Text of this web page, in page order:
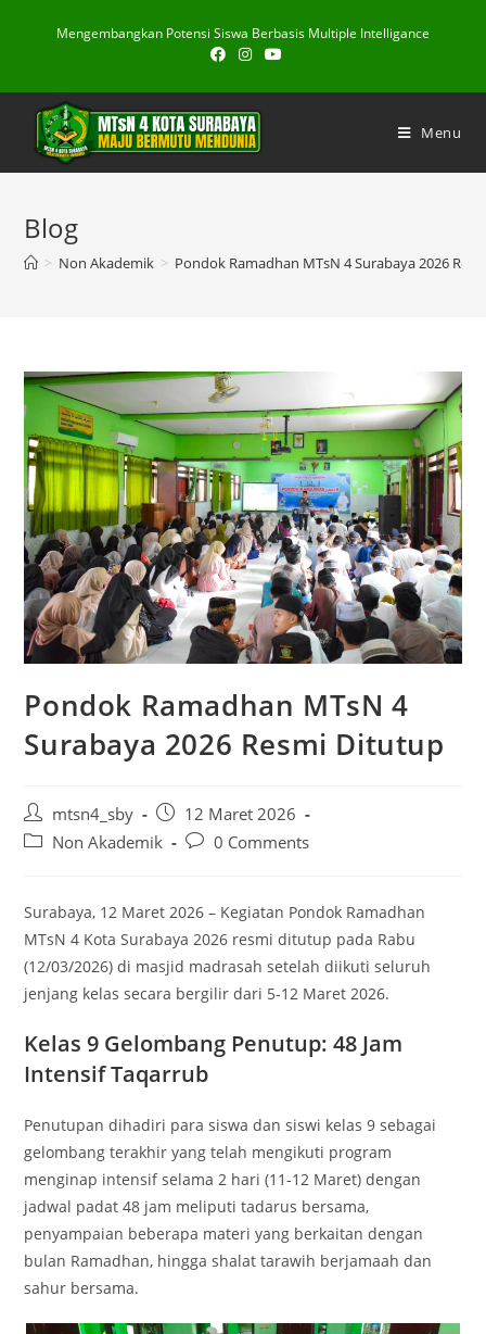
Mengembangkan Potensi Siswa Berbasis Multiple Intelligance
Menu
Blog
> Non Akademik > Pondok Ramadhan MTsN 4 Surabaya 2026
Pondok Ramadhan MTsN 4
Surabaya 2026 Resmi Ditutup
Post
author:
mtsn4_sby
Post
published:
12 Maret 2026
PostNon Akademik
Post0 Comments
Surabaya, 12 Maret 2026 – Kegiatan Pondok Ramadhan
MTsN 4 Kota Surabaya 2026 resmi ditutup pada Rabu
(12/03/2026) di masjid madrasah setelah diikuti seluruh
jenjang kelas secara bergilir dari 5-12 Maret 2026.
Kelas 9 Gelombang Penutup: 48 Jam
Intensif Taqarrub
Penutupan dihadiri para siswa dan siswi kelas 9 sebagai
gelombang terakhir yang telah mengikuti program
menginap intensif selama 2 hari (11-12 Maret) dengan
jadwal padat 48 jam meliputi tadarus bersama,
penyampaian beberapa materi yang berkaitan dengan
bulan Ramadhan, hingga shalat tarawih berjamaah dan
sahur bersama.